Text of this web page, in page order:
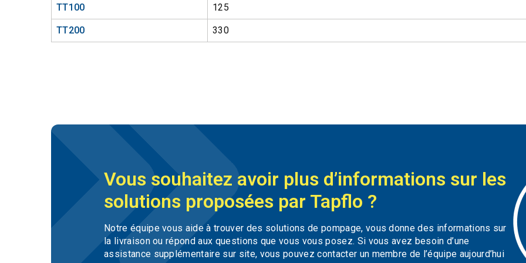
TT100 125
TT200 330
Vous souhaitez avoir plus d’informations sur les
solutions proposées par Tapflo ?
Notre équipe vous aide à trouver des solutions de pompage, vous donne des informations sur
la livraison ou répond aux questions que vous vous posez. Si vous avez besoin d’une
assistance supplémentaire sur site, vous pouvez contacter un membre de l’équipe aujourd’hui